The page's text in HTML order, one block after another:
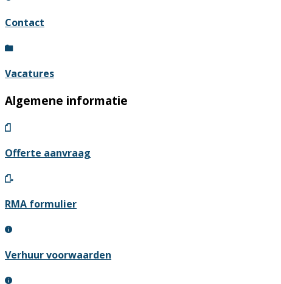
Contact
Vacatures
Algemene informatie
Offerte aanvraag
RMA formulier
Verhuur voorwaarden